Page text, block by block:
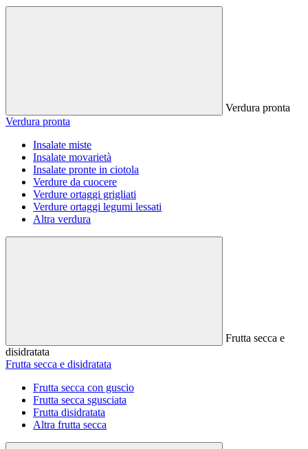
Verdura pronta
Verdura pronta
Insalate miste
Insalate movarietà
Insalate pronte in ciotola
Verdure da cuocere
Verdure ortaggi grigliati
Verdure ortaggi legumi lessati
Altra verdura
Frutta secca e
disidratata
Frutta secca e disidratata
Frutta secca con guscio
Frutta secca sgusciata
Frutta disidratata
Altra frutta secca